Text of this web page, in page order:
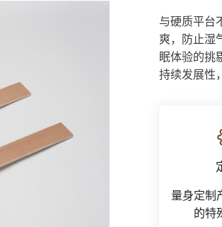
与硬质平台
爽，防止湿
眠体验的挑
持续发展性
量身定制
的特